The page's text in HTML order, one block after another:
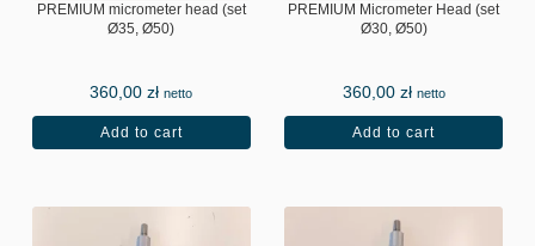
PREMIUM micrometer head (set
Ø35, Ø50)
360,00zł netto
Add to cart
PREMIUM Micrometer Head (set
Ø30, Ø50)
360,00 zł netto
Add to cart